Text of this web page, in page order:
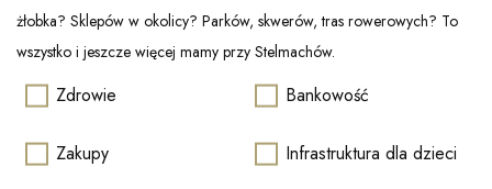
żłobka? Sklepów w okolicy? Parków, skwerów, tras rowerowych? To
wszystko i jeszcze więcej mamy przy Stelmachów.
Zdrowie Bankowość
Zakupy Infrastruktura dla dzieci